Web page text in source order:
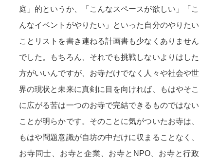
庭」的というか、「こんなスペースが欲しい」「こ
んなイベントがやりたい」といった自分のやりたい
ことリストを書き連ねる計画書も少なくありません
でした。もちろん、それでも挑戦しないよりはした
方がいいんですが、お寺だけでなく人々や社会や世
界の現状と未来に真剣に目を向ければ、もはやそこ
に広がる苦は一つのお寺で完結できるものではない
ことが明らかです。そのことに気がついたお寺は、
もはや問題意識が自坊の中だけに収まることなく、
お寺同士、お寺と企業、お寺とNPO、お寺と行政